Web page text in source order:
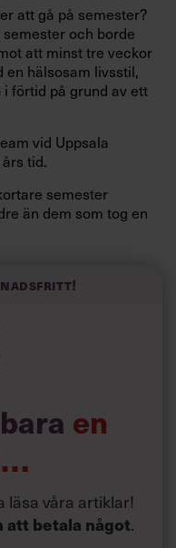
att gå på semester?
och borde
att minst tre veckor
en hälsosam livsstil,
förtid på grund av ett
vid Uppsala
tid.
semester
än dem som tog en
uttyda att en längre
en
läsa våra artiklar!
att betala något.